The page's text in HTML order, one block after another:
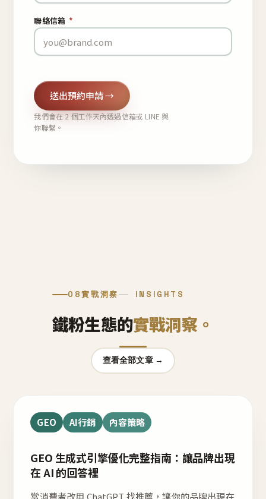
聯絡信箱 *
送出預約申請 →
我們會在 2 個工作天內透過信箱或 LINE 與
你聯繫。
08實戰洞察 INSIGHTS
鐵粉生態的實戰洞察。
查看全部文章 →
GEO AI行銷 內容策略
GEO 生成式引擎優化完整指南：讓品牌出現
在 AI 的回答裡
當消費者改用 ChatGPT 找推薦，讓你的品牌出現在